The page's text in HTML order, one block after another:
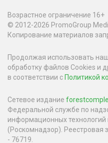
Возрастное ограничение 16+
© 2012-2026 PromoGroup
Копирование материалов
Продолжая использовать
обработку файлов Cookies и
в соответствии с Политикой
Сетевое издание
Федеральной службе по
информационных
(Роскомнадзор).
- 76719.